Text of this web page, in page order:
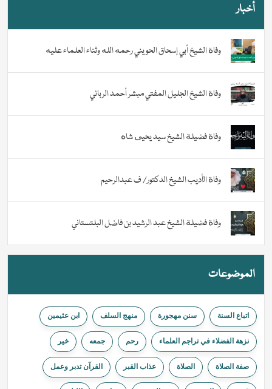
أخبار
وفاة الشيخ أبي إسحاق الحويني رحمه الله وثناء العلماء عليه
وفاة الشيخ الجليل المفتي مبشر أحمد الرباني
وفاة فضيلة الشيخ سيد يحيى شاه
وفاة الأديب الشيخ الدكتور/ ف عبدالرحيم
وفاة فضيلة الشيخ عبد الرشيد بن فاضل البلتستاني
الموضوعات
اتباع السنة سنن مهجورة منهج السلف ابن عثيمين
نزهة الفضلاء في تراجم العلماء ﺭﺣﻢ جمعه خیر
صفة الصلاة الصلاة عذاب القبر القرآن تدبر وعمل